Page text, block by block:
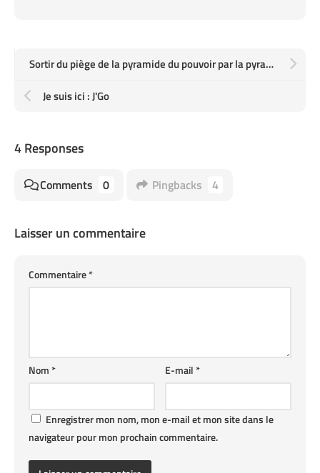
Sortir du piège de la pyramide du pouvoir par la pyramide des besoins
Je suis ici : J'Go
4 Responses
Comments 0 Pingbacks 4
Laisser un commentaire
Commentaire*
E-mail*
Nom*
Enregistrer mon nom, mon e-mail et mon site dans le
navigateur pour mon prochain commentaire.